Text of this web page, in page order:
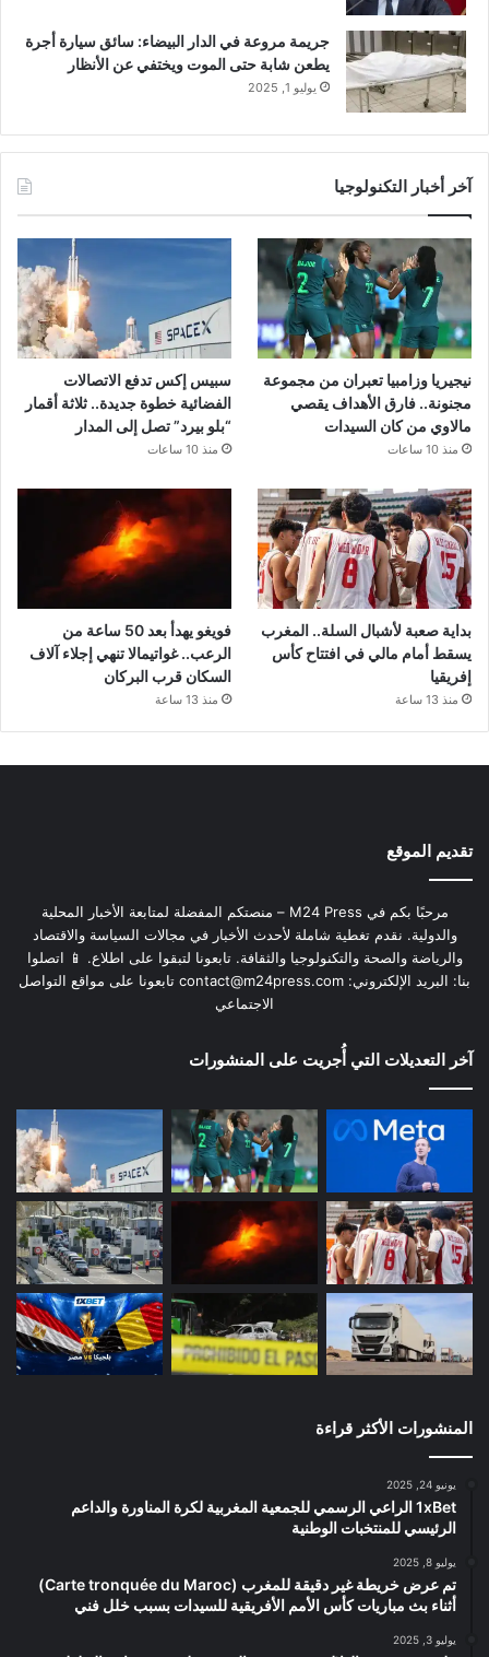
جريمة مروعة في الدار البيضاء: سائق سيارة أجرة
يطعن شابة حتى الموت ويختفي عن الأنظار
يوليو 1, 2025
آخر أخبار التكنولوجيا
نيجيريا وزامبيا تعبران من مجموعة
مجنونة.. فارق الأهداف يقصي
مالاوي من كان السيدات
منذ 10 ساعات
سبيس إكس تدفع الاتصالات
الفضائية خطوة جديدة.. ثلاثة أقمار
“بلو بيرد” تصل إلى المدار
منذ 10 ساعات
بداية صعبة لأشبال السلة.. المغرب
يسقط أمام مالي في افتتاح كأس
إفريقيا
منذ 13 ساعة
فويغو يهدأ بعد 50 ساعة من
الرعب.. غواتيمالا تنهي إجلاء آلاف
السكان قرب البركان
منذ 13 ساعة
تقديم الموقع
مرحبًا بكم في M24 Press – منصتكم المفضلة لمتابعة الأخبار المحلية
والدولية. نقدم تغطية شاملة لأحدث الأخبار في مجالات السياسة والاقتصاد
والرياضة والصحة والتكنولوجيا والثقافة. تابعونا لتبقوا على اطلاع. 📱 اتصلوا
بنا: البريد الإلكتروني: contact@m24press.com تابعونا على مواقع التواصل
الاجتماعي
آخر التعديلات التي أُجريت على المنشورات
المنشورات الأكثر قراءة
يونيو 24, 2025
1xBet الراعي الرسمي للجمعية المغربية لكرة المناورة والداعم
الرئيسي للمنتخبات الوطنية
يوليو 8, 2025
تم عرض خريطة غير دقيقة للمغرب (Carte tronquée du Maroc)
أثناء بث مباريات كأس الأمم الأفريقية للسيدات بسبب خلل فني
يوليو 3, 2025